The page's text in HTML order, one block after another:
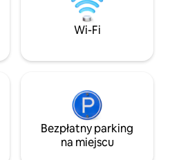
Wi-Fi
Bezpłatny parking
na miejscu